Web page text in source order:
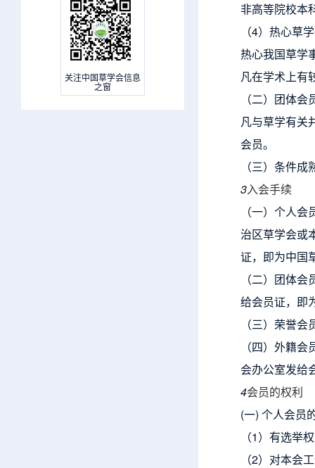
关注中国草学会信息
之窗
非高等院校本
（4）热心草
热心我国草学
凡在学术上有
（二）团体会
凡与草学有关
会员。
（三）条件
3入会手续
（一）个人
治区草学会或
证，即为中国
（二）团体
给会员证，即
（三）荣誉
（四）外籍
会办公室发给
4会员的权利
(一) 个人会员
（1）有选举
（2）对本会